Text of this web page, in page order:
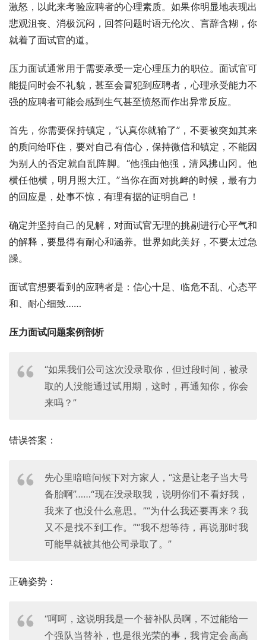
激怒，以此来考验应聘者的心理素质。如果你明显地表现出
悲观沮丧、消极沉闷，回答问题时语无伦次、言辞含糊，你
就着了面试官的道。
压力面试通常用于需要承受一定心理压力的职位。面试官可
能提问时会不礼貌，甚至会冒犯到应聘者，心理承受能力不
强的应聘者可能会感到生气甚至愤怒而作出异常反应。
首先，你需要保持镇定，“认真你就输了”，不要被突如其来
的质问给吓住，要对自己有信心，保持微信和镇定，不能因
为别人的否定就自乱阵脚。“他强由他强，清风拂山冈。他
横任他横，明月照大江。”当你在面对挑衅的时候，最有力
的回应是，处事不惊，有理有据的证明自己！
确定并坚持自己的见解，对面试官无理的挑剔进行心平气和
的解释，要显得有耐心和涵养。世界如此美好，不要太过急
躁。
面试官想要看到的应聘者是：信心十足、临危不乱、心态平
和、耐心细致……
压力面试问题案例剖析
“如果我们公司这次没录取你，但过段时间，被录
取的人没能通过试用期，这时，再通知你，你会
来吗？”
错误答案：
先心里暗暗问候下对方家人，“这是让老子当大号
备胎啊”……“现在没录取我，说明你们不看好我，
我来了也没什么意思。”“为什么我还要再来？我
又不是找不到工作。”“我不想等待，再说那时我
可能早就被其他公司录取了。”
正确姿势：
“呵呵，这说明我是一个替补队员啊，不过能给一
个强队当替补，也是很光荣的事，我肯定会高高